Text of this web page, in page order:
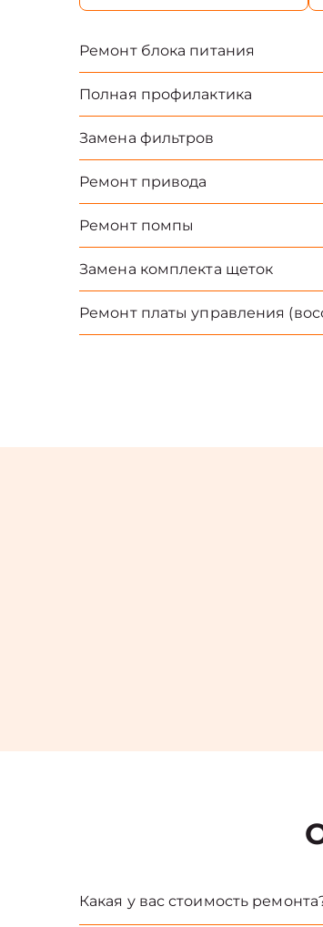
Ремонт блока питания
Полная профилактика
Замена фильтров
Ремонт привода
Ремонт помпы
Замена комплекта щеток
Ремонт платы управления
Какая у вас стоимость